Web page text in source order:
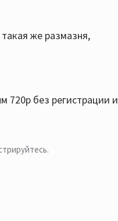
же размазня,
720р без регистрации и
.